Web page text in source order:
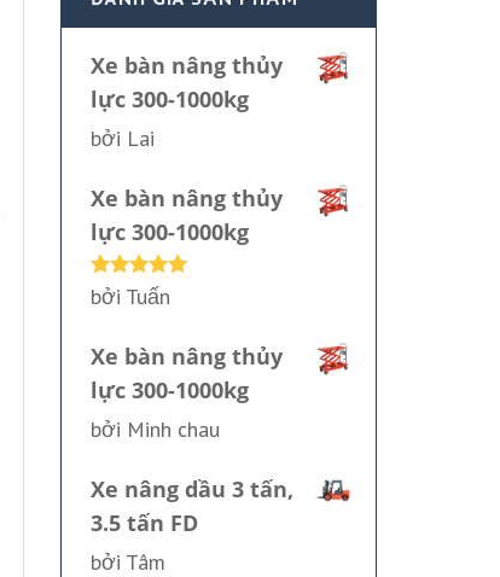
Xe bàn nâng thủy
lực 300-1000kg
bởi Lai
Xe bàn nâng thủy
lực 300-1000kg
Được xếp
hạng55
bởi Tuấn
Xe bàn nâng thủy
lực 300-1000kg
bởi Minh chau
Xe nâng dầu 3 tấn,
3.5 tấn FD
bởi Tâm